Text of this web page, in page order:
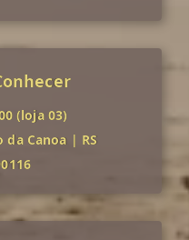
(loja 03)
da Canoa | RS